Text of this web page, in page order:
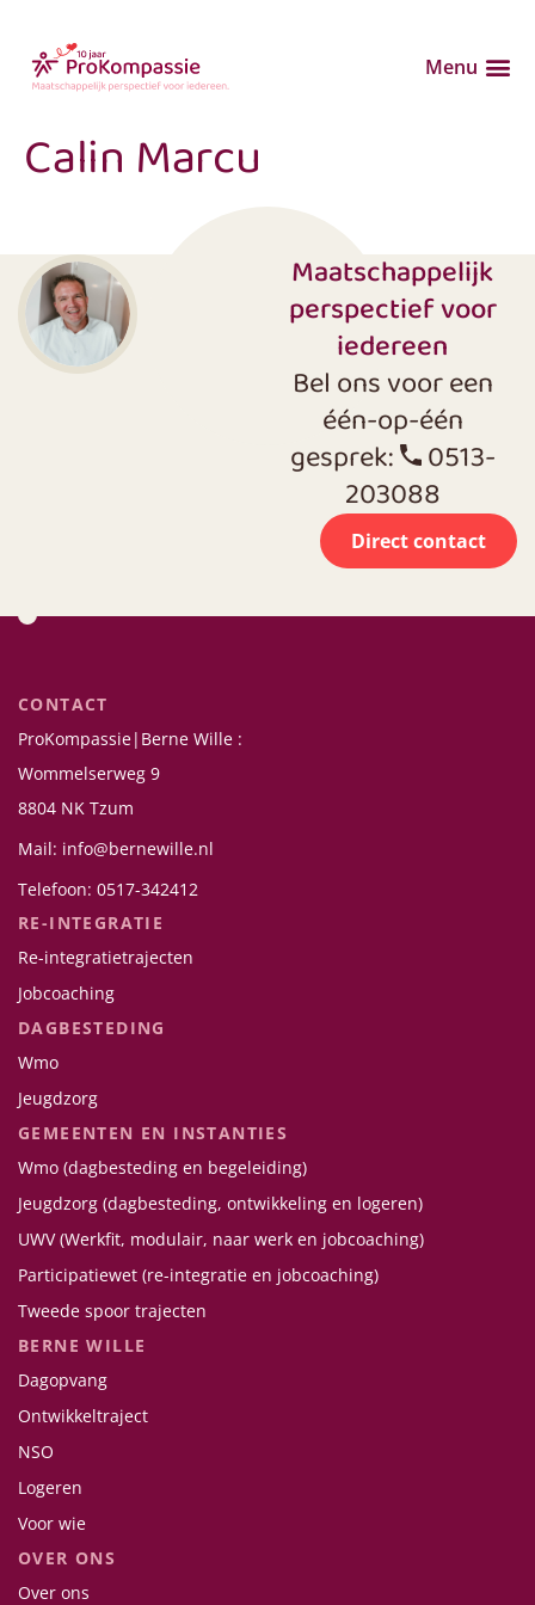
Menu
Calin Marcu
Maatschappelijk
perspectief voor
iedereen
Bel ons voor een
één-op-één
gesprek: 0513-
203088
Direct contact
CONTACT
ProKompassie|Berne Wille :
Wommelserweg 9
8804 NK Tzum
Mail: info@bernewille.nl
Telefoon: 0517-342412
RE-INTEGRATIE
Re-integratietrajecten
Jobcoaching
DAGBESTEDING
Wmo
Jeugdzorg
GEMEENTEN EN INSTANTIES
Wmo (dagbesteding en begeleiding)
Jeugdzorg (dagbesteding, ontwikkeling en logeren)
UWV (Werkfit, modulair, naar werk en jobcoaching)
Participatiewet (re-integratie en jobcoaching)
Tweede spoor trajecten
BERNE WILLE
Dagopvang
Ontwikkeltraject
NSO
Logeren
Voor wie
OVER ONS
Over ons